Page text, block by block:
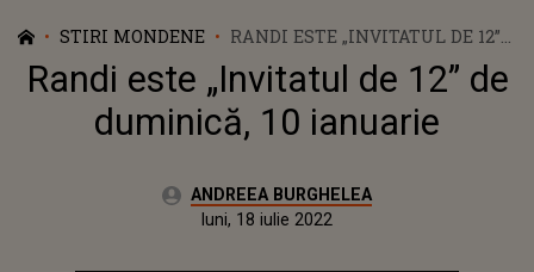
STIRI MONDENE
RANDI ESTE „INVITATUL DE 12”
DE DUMINICĂ, 10 IANUARIE
Randi este „Invitatul de 12” de
duminică, 10 ianuarie
Autor:ANDREEA BURGHELEA
Actualizat:
luni, 18 iulie 2022